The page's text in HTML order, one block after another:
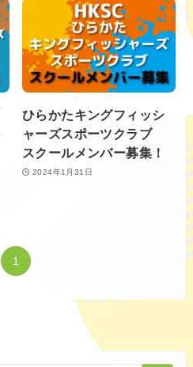
ひらかたキングフィッシ
ャーズスポーツクラブ
スクールメンバー募集！
2024年1月31日
1